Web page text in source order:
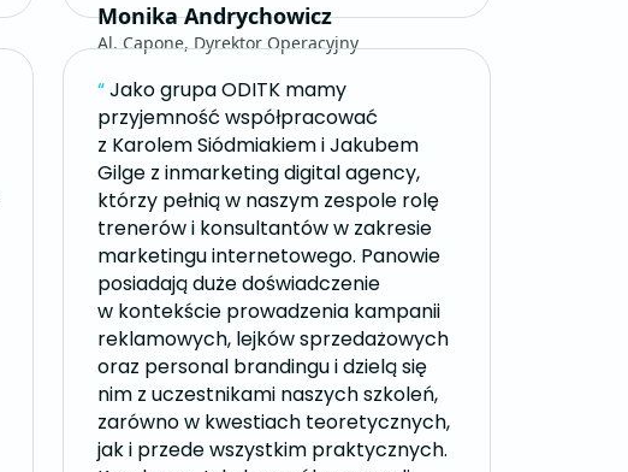
Monika Andrychowicz
Al. Capone, Dyrektor Operacyjny
“Jako grupa ODITK mamy
przyjemność współpracować
z Karolem Siódmiakiem i Jakubem
Gilge z inmarketing digital agency,
którzy pełnią w naszym zespole rolę
trenerów i konsultantów w zakresie
marketingu internetowego. Panowie
posiadają duże doświadczenie
w kontekście prowadzenia kampanii
reklamowych, lejków sprzedażowych
oraz personal brandingu i dzielą się
nim z uczestnikami naszych szkoleń,
zarówno w kwestiach teoretycznych,
jak i przede wszystkim praktycznych.